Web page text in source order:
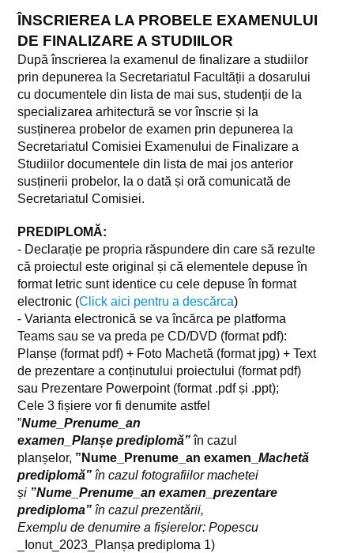
Fișe de disciplină CIS
Fișe de disciplină SGCU
Fișe de disciplină ISPM
STUDENȚI
Cursuri
Manifestări studențești
Oportunitati de angajare
Orar
Sesiuni de examene
Finalizare studii
Calendar
Conținut dosar înscriere
Conținut proiect de diplomă
Regulamente de finalizare a studiilor
Structura anului universitar
Îndrumători de an
Lista grupelor pe an de studiu
ÎNSCRIEREA LA PROBELE EXAMENULUI
DE FINALIZARE A STUDIILOR
După înscrierea la examenul de finalizare a studiilor
prin depunerea la Secretariatul Facultății a dosarului
cu documentele din lista de mai sus, studenții de la
specializarea arhitectură se vor înscrie și la
susținerea probelor de examen prin depunerea la
Secretariatul Comisiei Examenului de Finalizare a
Studiilor documentele din lista de mai jos anterior
susținerii probelor, la o dată și oră comunicată de
Secretariatul Comisiei.
PREDIPLOMĂ:
- Declarație pe propria răspundere din care să rezulte
că proiectul este original și că elementele depuse în
format letric sunt identice cu cele depuse în format
electronic (Click aici pentru a descărca)
- Varianta electronică se va încărca pe platforma
Teams sau se va preda pe CD/DVD (format pdf):
Planșe (format pdf) + Foto Machetă (format jpg) + Text
de prezentare a conținutului proiectului (format pdf)
sau Prezentare Powerpoint (format .pdf și .ppt);
Cele 3 fișiere vor fi denumite astfel
”Nume_Prenume_an
examen_Planșe prediplomă”în cazul
planșelor, ”Nume_Prenume_an examen_ Machetă
prediplomă” în cazul fotografiilor machetei
și ”Nume_Prenume_an examen_prezentare
prediploma” în cazul prezentării,
Exemplu de denumire a fișierelor: Popescu
_Ionut_2023_Planșa prediploma 1)